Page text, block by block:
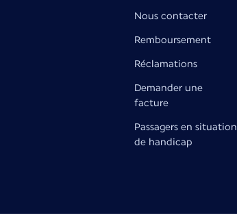
Nous contacter
Remboursement
Réclamations
Demander une
facture
Passagers en situation
de handicap